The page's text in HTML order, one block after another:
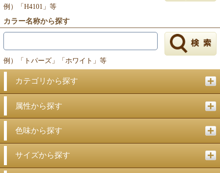
例）「H4101」等
カラー名称から探す
例）「トパーズ」「ホワイト」等
カテゴリから探す
属性から探す
色味から探す
サイズから探す